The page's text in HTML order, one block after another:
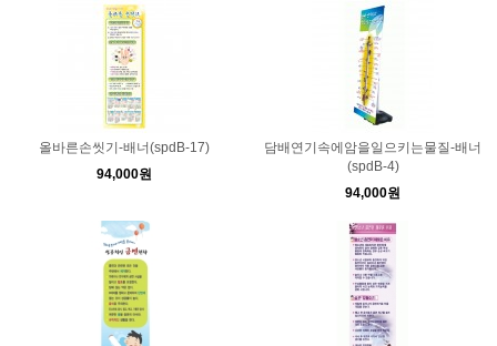
올바른손씻기-배너(spdB-17)
94,000원
담배연기속에암을일으키는물질-배너
(spdB-4)
94,000원